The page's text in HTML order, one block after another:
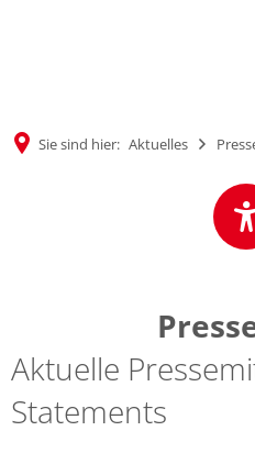
Sie sind hier: Aktuelles
Aktuelle
Statements